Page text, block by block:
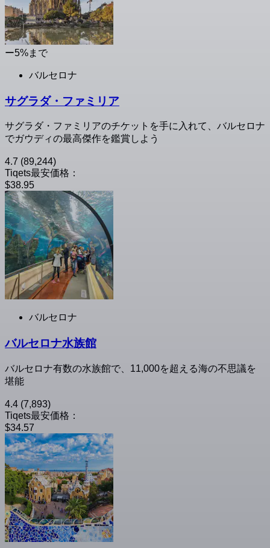
ー5%まで
バルセロナ
サグラダ・ファミリア
サグラダ・ファミリアのチケットを手に入れて、バルセロナ
でガウディの最高傑作を鑑賞しよう
4.7 (89,244)
Tiqets最安価格：
$38.95
バルセロナ
バルセロナ水族館
バルセロナ有数の水族館で、11,000を超える海の不思議を
堪能
4.4 (7,893)
Tiqets最安価格：
$34.57